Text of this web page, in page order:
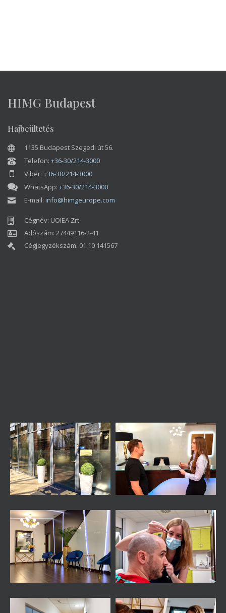
HIMG Budapest
Hajbeültetés
1135 Budapest Szegedi út 56.
Telefon: +36-30/214-3000
Viber: +36-30/214-3000
WhatsApp: +36-30/214-3000
E-mail: info@himgeurope.com
Cégnév: UOIEA Zrt.
Adószám: 27449116-2-41
Cégjegyzékszám: 01 10 141567